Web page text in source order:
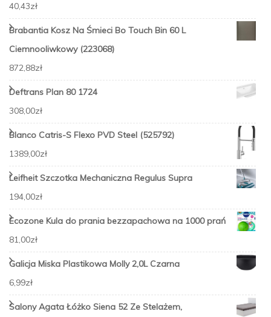
40,43zł
Brabantia Kosz Na Śmieci Bo Touch Bin 60 L
Ciemnooliwkowy (223068)
872,88zł
Deftrans Plan 80 1724
308,00zł
Blanco Catris-S Flexo PVD Steel (525792)
1389,00zł
Leifheit Szczotka Mechaniczna Regulus Supra
194,00zł
Ecozone Kula do prania bezzapachowa na 1000 prań
81,00zł
Galicja Miska Plastikowa Molly 2,0L Czarna
6,99zł
Salony Agata Łóżko Siena 52 Ze Stelażem,